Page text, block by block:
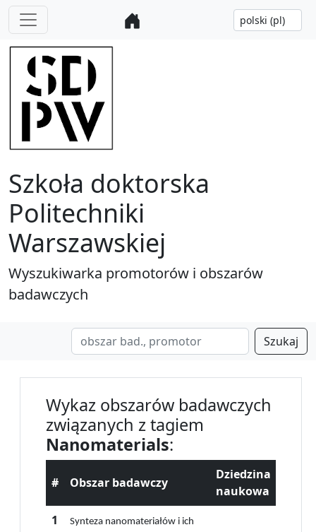
Szkoła doktorska
Politechniki
Warszawskiej
Wyszukiwarka promotorów i obszarów
badawczych
Szukaj
Wykaz obszarów badawczych
związanych z tagiem
Nanomaterials:
# Obszar badawczy
Dziedzina
naukowa
1
Synteza nanomateriałów i ich